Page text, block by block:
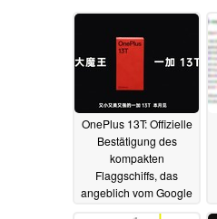
OnePlus 13T: Offizielle
Bestätigung des
kompakten
Flaggschiffs, das
angeblich vom Google
Pixel inspiriert sein soll